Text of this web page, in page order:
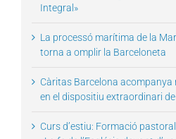
Integral»
La processó marítima de la
torna a omplir la Barceloneta
Càritas Barcelona acompanya
en el dispositiu extraordinari
Curs d’estiu: Formació